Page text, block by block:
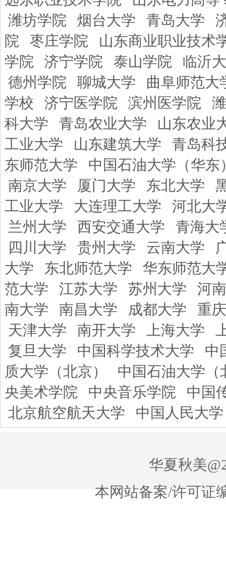
潍坊学院
烟台大学 青岛大学
院
枣庄学院
山东商业职业技术
学院
济宁学院 泰山学院
临沂
德州学院
聊城大学
曲阜师范大
学校
济宁医学院 滨州医学院
科大学
青岛农业大学
山东农业
工业大学
山东建筑大学
青岛科
东师范大学
中国石油大学（华东
南京大学
厦门大学 东北大学
工业大学
大连理工大学
河北大
兰州大学
西安交通大学
青海大
四川大学
贵州大学 云南大学
大学
东北师范大学
华东师范大
范大学
江苏大学 苏州大学
河
南大学
南昌大学 成都大学
重
天津大学
南开大学 上海大学
复旦大学
中国科学技术大学
中
质大学（北京）
中国石油大学（
央美术学院
中央音乐学院
中国
北京航空航天大学
中国人民大学
华夏秋美
本网站备案/许可证